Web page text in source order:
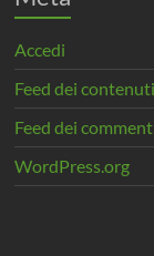
Accedi
Feed dei contenuti
Feed dei
WordPress.org